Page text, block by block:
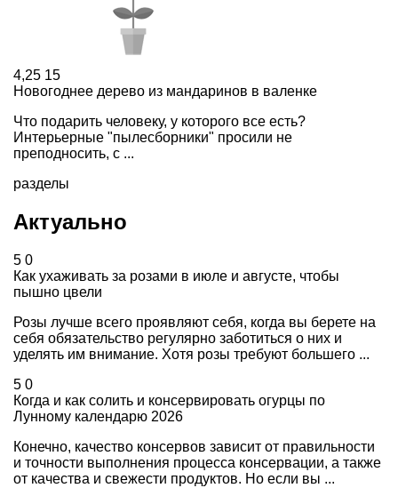
4,25 15
Новогоднее дерево из мандаринов в валенке
Что подарить человеку, у которого все есть?
Интерьерные "пылесборники" просили не
преподносить, с ...
разделы
Актуально
5 0
Как ухаживать за розами в июле и августе, чтобы
пышно цвели
Розы лучше всего проявляют себя, когда вы берете на
себя обязательство регулярно заботиться о них и
уделять им внимание. Хотя розы требуют большего ...
5 0
Когда и как солить и консервировать огурцы по
Лунному календарю 2026
Конечно, качество консервов зависит от правильности
и точности выполнения процесса консервации, а также
от качества и свежести продуктов. Но если вы ...